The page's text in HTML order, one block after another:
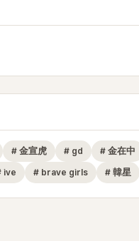
# 金宣虎 # gd # 金在中
ive # brave girls # 韓星